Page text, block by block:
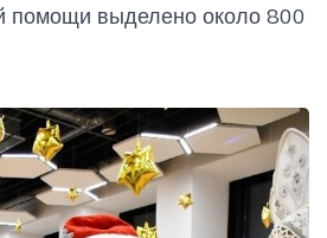
помощи выделено около 800